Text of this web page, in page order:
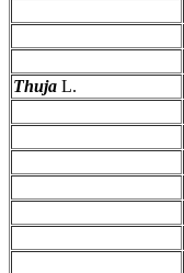
Thuja L.